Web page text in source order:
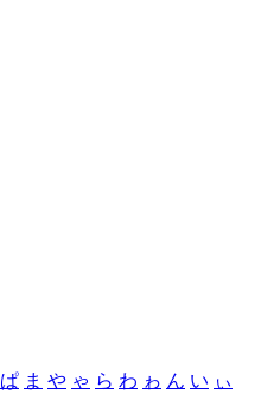
ぱ ま や ゃ ら わ ゎ ん い ぃ